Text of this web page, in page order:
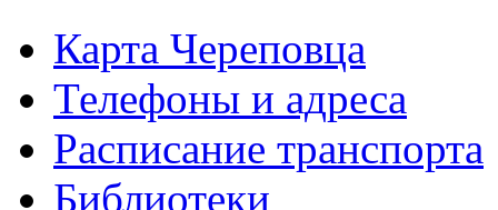
Карта Череповца
Телефоны и адреса
Расписание транспорта
Библиотеки